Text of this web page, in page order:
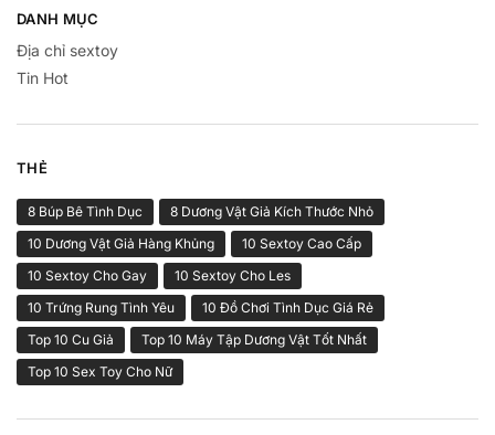
DANH MỤC
Địa chỉ sextoy
Tin Hot
THẺ
8 Búp Bê Tình Dục
8 Dương Vật Giả Kích Thước Nhỏ
10 Dương Vật Giả Hàng Khủng
10 Sextoy Cao Cấp
10 Sextoy Cho Gay
10 Sextoy Cho Les
10 Trứng Rung Tình Yêu
10 Đồ Chơi Tình Dục Giá Rẻ
Top 10 Cu Giả
Top 10 Máy Tập Dương Vật Tốt Nhất
Top 10 Sex Toy Cho Nữ